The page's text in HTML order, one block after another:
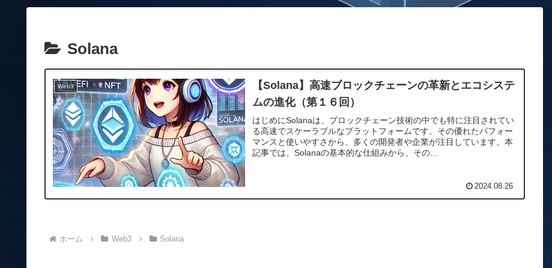
Solana
Web3
【Solana】高速ブロックチェーンの革新とエコシステ
ムの進化（第１６回）
はじめにSolanaは、ブロックチェーン技術の中でも特に注目されてい
る高速でスケーラブルなプラットフォームです。その優れたパフォー
マンスと使いやすさから、多くの開発者や企業が注目しています。本
記事では、Solanaの基本的な仕組みから、その...
2024.08.26
ホーム Web3 Solana